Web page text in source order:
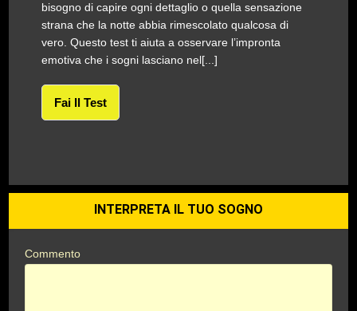
bisogno di capire ogni dettaglio o quella sensazione
strana che la notte abbia rimescolato qualcosa di
vero. Questo test ti aiuta a osservare l’impronta
emotiva che i sogni lasciano nel[...]
Fai Il Test
INTERPRETA IL TUO SOGNO
Commento